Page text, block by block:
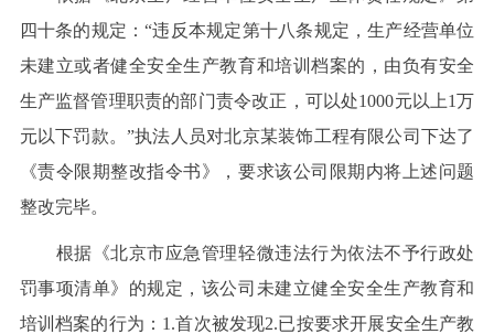
四十条的规定：“违反本规定第十八条规定，生产经营单位
未建立或者健全安全生产教育和培训档案的，由负有安全
生产监督管理职责的部门责令改正，可以处1000元以上1万
元以下罚款。”执法人员对北京某装饰工程有限公司下达了
《责令限期整改指令书》，要求该公司限期内将上述问题
整改完毕。
根据《北京市应急管理轻微违法行为依法不予行政处
罚事项清单》的规定，该公司未建立健全安全生产教育和
培训档案的行为：1.首次被发现2.已按要求开展安全生产教